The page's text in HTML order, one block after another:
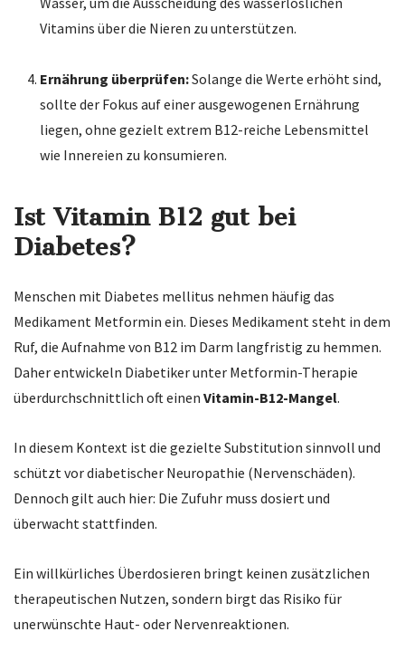
Vitamins über die Nieren zu unterstützen.
Ernährung überprüfen:Solange die Werte erhöht sind,
sollte der Fokus auf einer ausgewogenen Ernährung
liegen, ohne gezielt extrem B12-reiche Lebensmittel
wie Innereien zu konsumieren.
Ist Vitamin B12 gut bei
Diabetes?
Menschen mit Diabetes mellitus nehmen häufig das
Medikament Metformin ein. Dieses Medikament steht in dem
Ruf, die Aufnahme von B12 im Darm langfristig zu hemmen.
Daher entwickeln Diabetiker unter Metformin-Therapie
überdurchschnittlich oft einen Vitamin-B12-Mangel.
In diesem Kontext ist die gezielte Substitution sinnvoll und
schützt vor diabetischer Neuropathie (Nervenschäden).
Dennoch gilt auch hier: Die Zufuhr muss dosiert und
überwacht stattfinden.
Ein willkürliches Überdosieren bringt keinen zusätzlichen
therapeutischen Nutzen, sondern birgt das Risiko für
unerwünschte Haut- oder Nervenreaktionen.